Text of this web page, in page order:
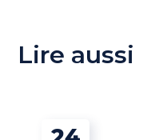
Lire aussi